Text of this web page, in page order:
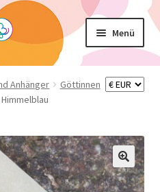
Menü
öffnen
Anhänger
Göttinnen